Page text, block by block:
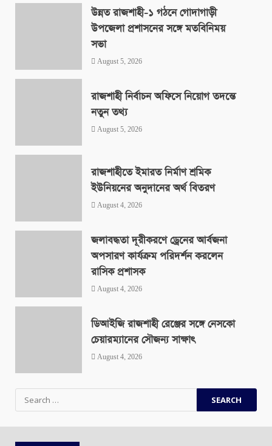
উন্নত রাজশাহী-১ গঠনে গোদাগাড়ী
উপজেলা প্রশাসনের সঙ্গে মতবিনিময়
সভা
August 5, 2026
রাজশাহী নির্বাচন অফিসে নিয়োগ তদন্তে
নতুন তথ্য
August 5, 2026
রাজশাহীতে ইমারত নির্মাণ শ্রমিক
ইউনিয়নের অনুদানের অর্থ বিতরণ
August 4, 2026
জলাবদ্ধতা দূরীকরণে ড্রেনের আর্বজনা
অপসারণ কার্যক্রম পরিদর্শন করলেন
রাসিক প্রশাসক
August 4, 2026
ডিআইজি রাজশাহী রেঞ্জের সঙ্গে নেসকো
চেয়ারম্যানের সৌজন্য সাক্ষাৎ
August 4, 2026
Search
for: